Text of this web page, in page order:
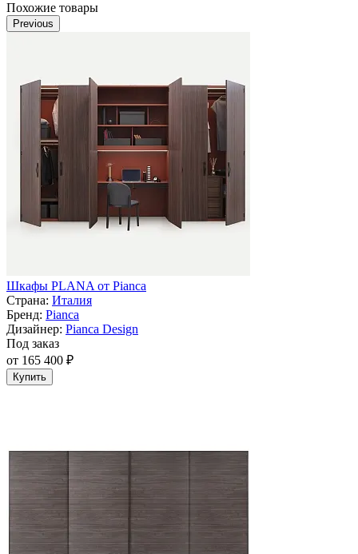
Похожие товары
Previous
Шкафы PLANA от Pianca
Страна: Италия
Бренд: Pianca
Дизайнер: Pianca Design
Под заказ
от 165 400 ₽
Купить